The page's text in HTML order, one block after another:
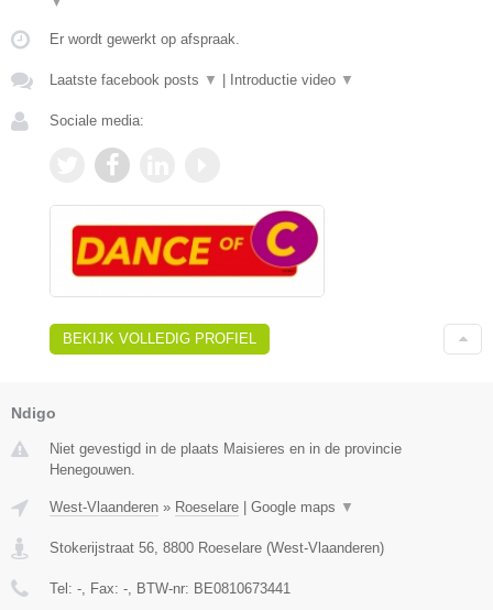
Er wordt gewerkt op afspraak.
Laatste facebook posts ▼ | Introductie video ▼
Sociale media:
BEKIJK VOLLEDIG PROFIEL
Ndigo
Niet gevestigd in de plaats Maisieres en in de provincie
Henegouwen.
West-Vlaanderen » Roeselare Google maps ▼
Stokerijstraat 56 8800 Roeselare (West-Vlaanderen)
Tel: - , Fax: - , BTW-nr: BE0810673441